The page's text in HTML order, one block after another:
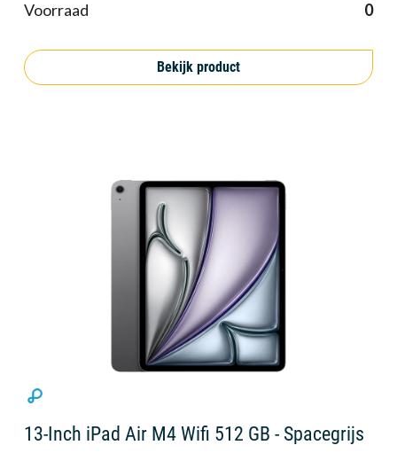
Voorraad
0
Bekijk product
13-Inch iPad Air M4 Wifi 512 GB - Spacegrijs